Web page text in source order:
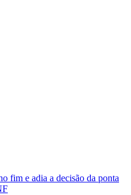
fim e adia a decisão da ponta